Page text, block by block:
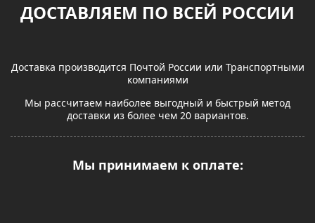
ДОСТАВЛЯЕМ ПО ВСЕЙ РОССИИ
Доставка производится Почтой России или Транспортными
компаниями
Мы рассчитаем наиболее выгодный и быстрый метод
доставки из более чем 20 вариантов.
Мы принимаем к оплате: